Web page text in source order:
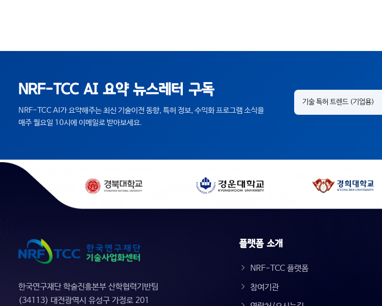
NRF-TCC AI 요약 뉴스레터 구독
NRF-TCC AI가 요약해주는 최신 기술이전 동향, 특허 정보, 수익화 프로그램 소식을
매주 월요일 10시에 이메일로 받아보세요.
한국연구재단 학술진흥본부 산학협력기반팀
(34113) 대전광역시 유성구 가정로 201
플랫폼 소개
NRF-TCC 플랫폼
참여기관